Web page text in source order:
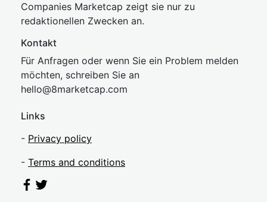
Companies Marketcap zeigt sie nur zu
redaktionellen Zwecken an.
Kontakt
Für Anfragen oder wenn Sie ein Problem melden
möchten, schreiben Sie an
hello@8marketcap.com
Links
- Privacy policy
- Terms and conditions